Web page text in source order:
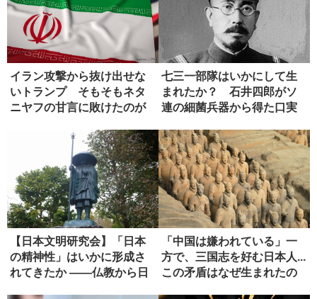
イラン攻撃から抜け出せな
いトランプ そもそもネタ
ニヤフの甘言に敗けたのが
七三一部隊はいかにして生
まれたか？ 石井四郎がソ
連の細菌兵器から得た口実
【日本文明研究会】「日本
の精神性」はいかに形成さ
れてきたか ――仏教から日
「中国は嫌われている」一
方で、三国志を好む日本人...
この矛盾はなぜ生まれたの